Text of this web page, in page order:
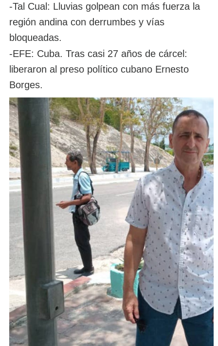
-Tal Cual: Lluvias golpean con más fuerza la
región andina con derrumbes y vías
bloqueadas.
-EFE: Cuba. Tras casi 27 años de cárcel:
liberaron al preso político cubano Ernesto
Borges.